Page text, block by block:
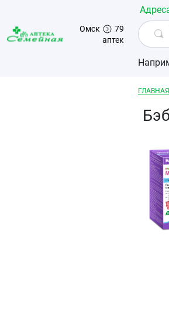
Перейти к основному содержанию
Омск
79
аптек
ГЛАВНАЯ